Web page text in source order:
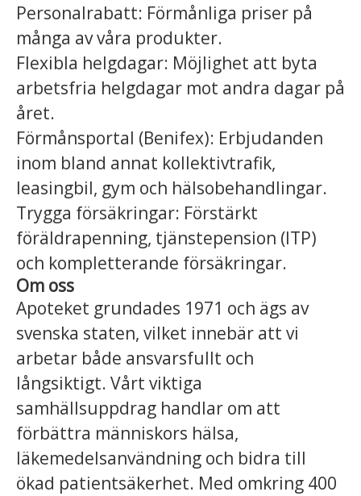
Personalrabatt: Förmånliga priser på
många av våra produkter.
Flexibla helgdagar: Möjlighet att byta
arbetsfria helgdagar mot andra dagar på
året.
Förmånsportal (Benifex): Erbjudanden
inom bland annat kollektivtrafik,
leasingbil, gym och hälsobehandlingar.
Trygga försäkringar: Förstärkt
föräldrapenning, tjänstepension (ITP)
och kompletterande försäkringar.
Om oss
Apoteket grundades 1971 och ägs av
svenska staten, vilket innebär att vi
arbetar både ansvarsfullt och
långsiktigt. Vårt viktiga
samhällsuppdrag handlar om att
förbättra människors hälsa,
läkemedelsanvändning och bidra till
ökad patientsäkerhet. Med omkring 400